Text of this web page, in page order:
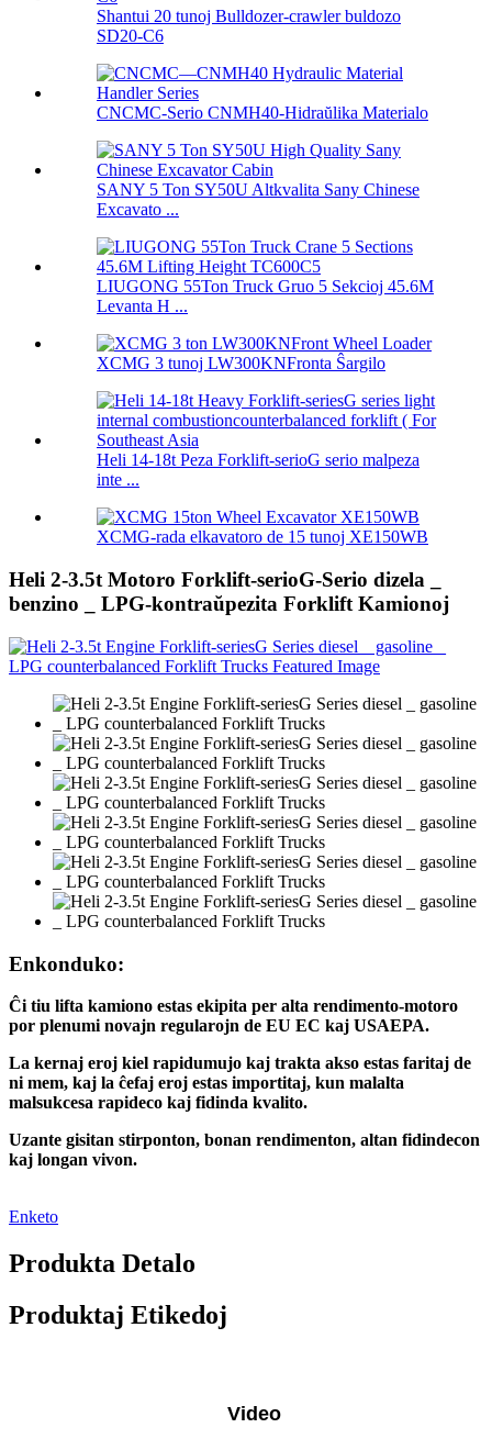
Shantui 20 tunoj Bulldozer-crawler buldozo
SD20-C6
CNCMC-Serio CNMH40-Hidraŭlika Materialo
SANY 5 Ton SY50U Altkvalita Sany Chinese
Excavato ...
LIUGONG 55Ton Truck Gruo 5 Sekcioj 45.6M
Levanta H ...
XCMG 3 tunoj LW300KNFronta Ŝargilo
Heli 14-18t Peza Forklift-serioG serio malpeza
inte ...
XCMG-rada elkavatoro de 15 tunoj XE150WB
Heli 2-3.5t Motoro Forklift-serioG-Serio dizela _
benzino _ LPG-kontraŭpezita Forklift Kamionoj
Enkonduko:
Ĉi tiu lifta kamiono estas ekipita per alta rendimento-motoro
por plenumi novajn regularojn de EU EC kaj USAEPA.
La kernaj eroj kiel rapidumujo kaj trakta akso estas faritaj de
ni mem, kaj la ĉefaj eroj estas importitaj, kun malalta
malsukcesa rapideco kaj fidinda kvalito.
Uzante gisitan stirponton, bonan rendimenton, altan fidindecon
kaj longan vivon.
Enketo
Produkta Detalo
Produktaj Etikedoj
Video